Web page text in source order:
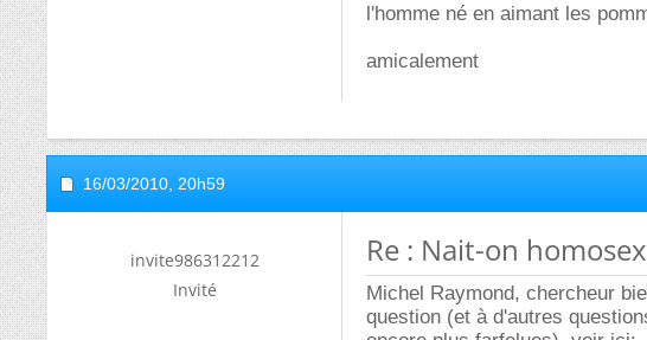
l'homme né en aimant les
amicalement
16/03/2010, 20h59
invite986312212
Invité
Re : Nait-on
Michel Raymond, chercheur
question (et à d'autres